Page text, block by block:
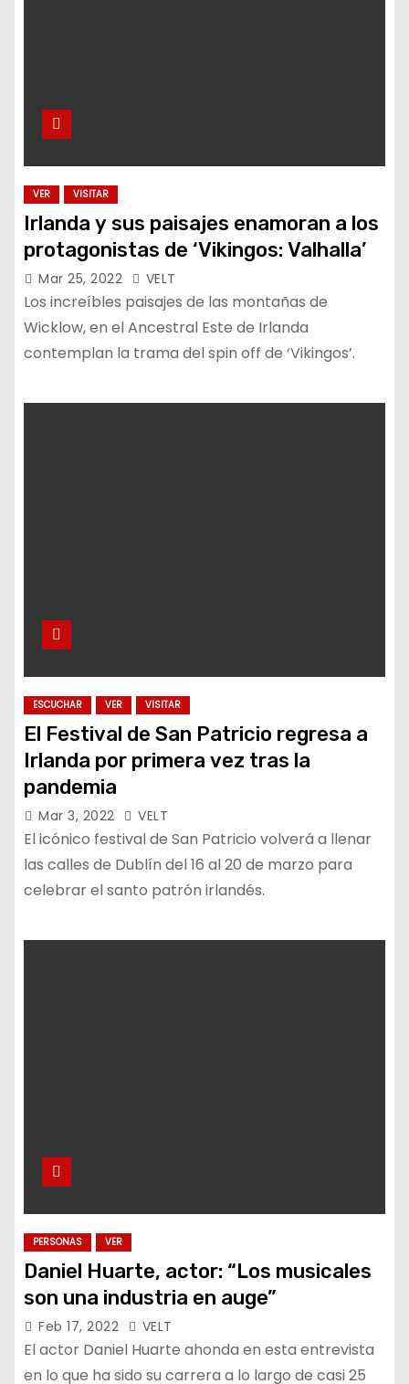
VER VISITAR
Irlanda y sus paisajes enamoran a los
protagonistas de ‘Vikingos: Valhalla’
Mar 25, 2022 VELT
Los increíbles paisajes de las montañas de
Wicklow, en el Ancestral Este de Irlanda
contemplan la trama del spin off de ‘Vikingos’.
ESCUCHAR VER VISITAR
El Festival de San Patricio regresa a
Irlanda por primera vez tras la
pandemia
Mar 3, 2022 VELT
El icónico festival de San Patricio volverá a llenar
las calles de Dublín del 16 al 20 de marzo para
celebrar el santo patrón irlandés.
PERSONAS VER
Daniel Huarte, actor: “Los musicales
son una industria en auge”
Feb 17, 2022 VELT
El actor Daniel Huarte ahonda en esta entrevista
en lo que ha sido su carrera a lo largo de casi 25